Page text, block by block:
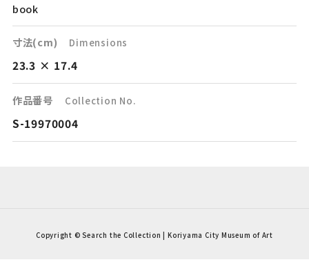
book
寸法(cm) Dimensions
23.3 × 17.4
作品番号 Collection No.
S-19970004
Copyright © Search the Collection | Koriyama City Museum of Art